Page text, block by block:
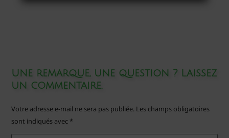
Une remarque, une question ? Laissez
un commentaire.
Votre adresse e-mail ne sera pas publiée. Les champs obligatoires
sont indiqués avec *